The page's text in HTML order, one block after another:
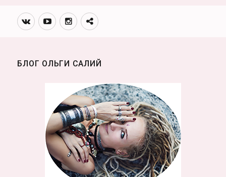
Вконтакте
YoutubeИнстаграмм
Телеграм
БЛОГ ОЛЬГИ САЛИЙ